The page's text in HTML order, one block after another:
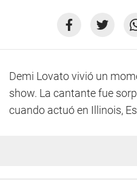
Demi Lovato vivió un
show. La cantante fue
cuando actuó en Illinois,